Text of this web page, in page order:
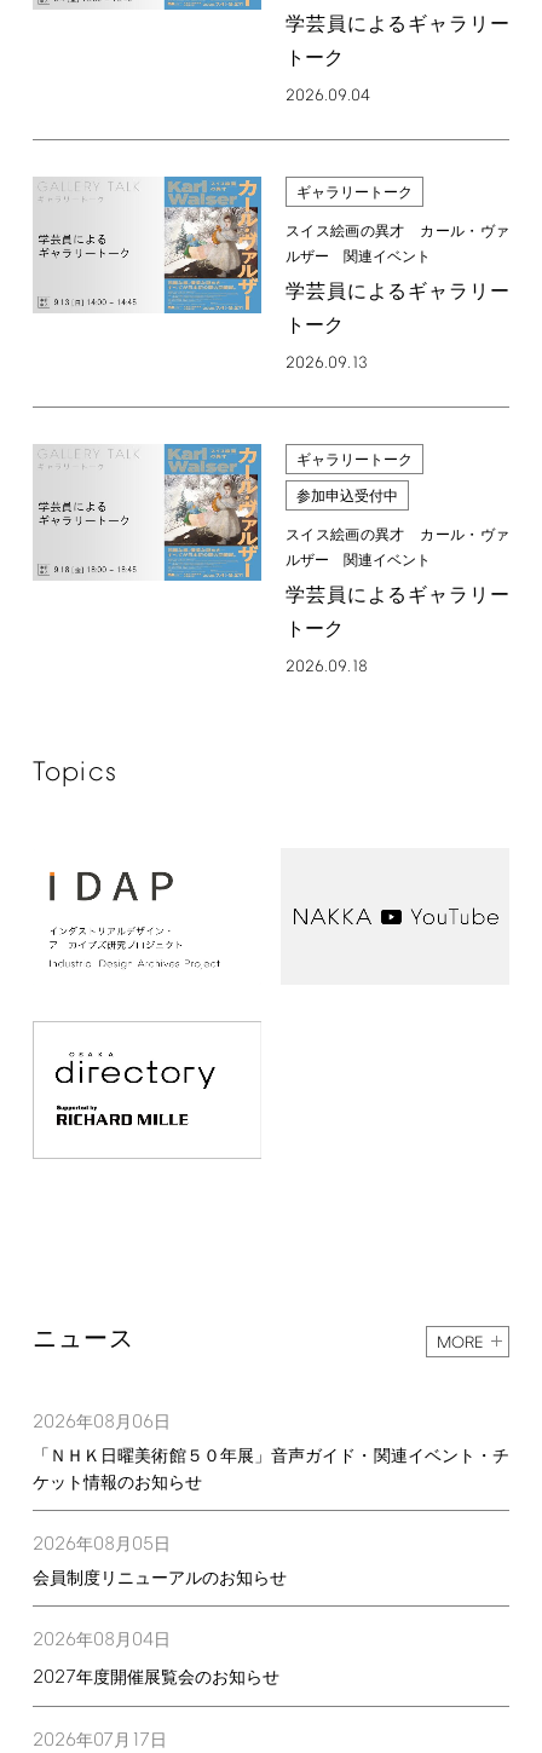
学芸員によるギャラリー
トーク
2026.09.04
ギャラリートーク
スイス絵画の異才 カール・ヴァ
ルザー 関連イベント
学芸員によるギャラリー
トーク
2026.09.13
ギャラリートーク
参加申込受付中
スイス絵画の異才 カール・ヴァ
ルザー 関連イベント
学芸員によるギャラリー
トーク
2026.09.18
Topics
ニュース MORE
2026年08月 06日
「ＮＨＫ日曜美術館５０年展」音声ガイド・関連イベント・チ
ケット情報のお知らせ
2026年08月 05日
会員制度リニューアルのお知らせ
2026年08月 04日
2027年度開催展覧会のお知らせ
2026年07月 17日